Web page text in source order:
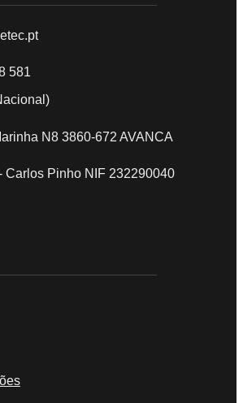
581
N8 3860-672 AVANCA
Carlos Pinho NIF 232290040